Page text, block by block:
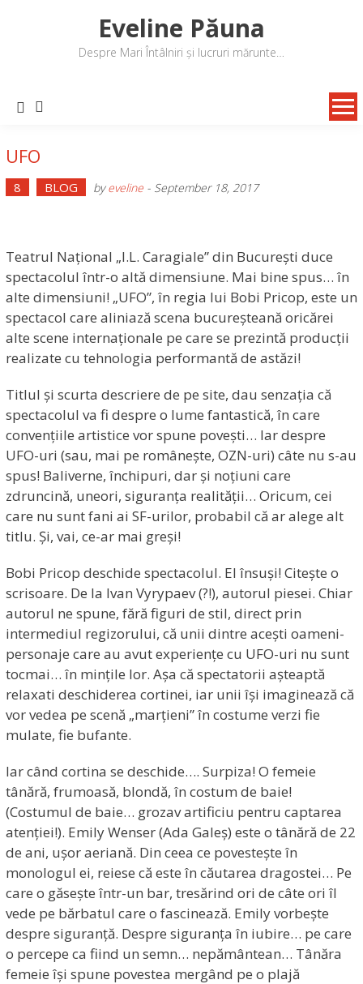
Eveline Păuna
Despre Mari Întâlniri și lucruri mărunte…
UFO
8 BLOG byeveline- September 18, 2017
Teatrul Național „I.L. Caragiale” din București duce
spectacolul într-o altă dimensiune. Mai bine spus… în
alte dimensiuni! „UFO”, în regia lui Bobi Pricop, este un
spectacol care aliniază scena bucureșteană oricărei
alte scene internaționale pe care se prezintă producții
realizate cu tehnologia performantă de astăzi!
Titlul și scurta descriere de pe site, dau senzația că
spectacolul va fi despre o lume fantastică, în care
convențiile artistice vor spune povești… Iar despre
UFO-uri (sau, mai pe românește, OZN-uri) câte nu s-au
spus! Baliverne, închipuri, dar și noțiuni care
zdruncină, uneori, siguranța realității… Oricum, cei
care nu sunt fani ai SF-urilor, probabil că ar alege alt
titlu. Și, vai, ce-ar mai greși!
Bobi Pricop deschide spectacolul. El însuși! Citește o
scrisoare. De la Ivan Vyrypaev (?!), autorul piesei. Chiar
autorul ne spune, fără figuri de stil, direct prin
intermediul regizorului, că unii dintre acești oameni-
personaje care au avut experiențe cu UFO-uri nu sunt
tocmai… în mințile lor. Așa că spectatorii așteaptă
relaxati deschiderea cortinei, iar unii își imaginează că
vor vedea pe scenă „marțieni” în costume verzi fie
mulate, fie bufante.
Iar când cortina se deschide…. Surpiza! O femeie
tânără, frumoasă, blondă, în costum de baie!
(Costumul de baie… grozav artificiu pentru captarea
atenției!). Emily Wenser (Ada Galeș) este o tânără de 22
de ani, ușor aeriană. Din ceea ce povestește în
monologul ei, reiese că este în căutarea dragostei… Pe
care o găsește într-un bar, tresărind ori de câte ori îl
vede pe bărbatul care o fascinează. Emily vorbește
despre siguranță. Despre siguranța în iubire… pe care
o percepe ca fiind un semn… nepământean… Tânăra
femeie își spune povestea mergând pe o plajă